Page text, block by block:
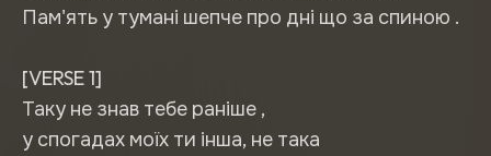
Пам'ять у тумані шепче про дні що за спиною .
[VERSE 1]
Таку не знав тебе раніше ,
у спогадах моїх ти інша, не така